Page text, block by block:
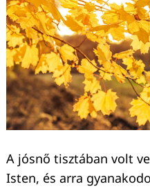
A jósnő tisztában volt
Isten, és arra